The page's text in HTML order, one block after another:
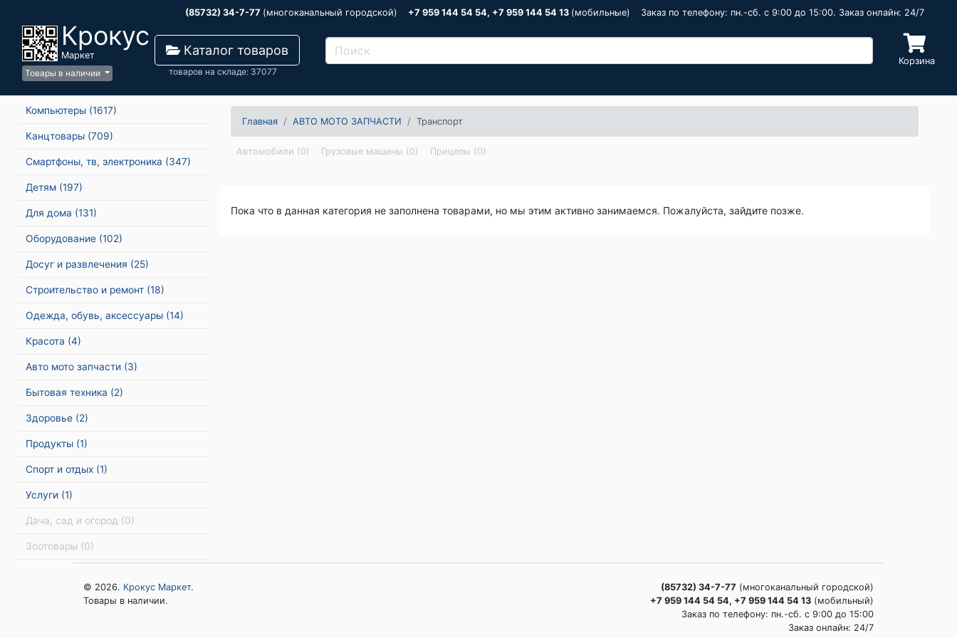
(85732) 34-7-77 (многоканальный городской) +7 959 144 54 54, +7 959 144 54 13 (мобильные) Заказ по телефону: пн.-сб. c 9:00 до 15:00. Заказ онлайн: 24/7
Крокус
Маркет
Товары в наличии
Каталог товаров
товаров на складе: 37077
Корзина
Компьютеры (1617)
Канцтовары (709)
Смартфоны, тв, электроника (347)
Детям (197)
Для дома (131)
Оборудование (102)
Досуг и развлечения (25)
Строительство и ремонт (18)
Одежда, обувь, аксессуары (14)
Красота (4)
Авто мото запчасти (3)
Бытовая техника (2)
Здоровье (2)
Продукты (1)
Спорт и отдых (1)
Услуги (1)
Дача, сад и огород (0)
Зоотовары (0)
Главная АВТО МОТО ЗАПЧАСТИ Транспорт
Автомобили (0) Грузовые машины (0) Прицепы (0)
Пока что в данная категория не заполнена товарами, но мы этим активно занимаемся. Пожалуйста, зайдите позже.
© 2026. Крокус Маркет.
Товары в наличии.
(85732) 34-7-77 (многоканальный городской)
+7 959 144 54 54, +7 959 144 54 13 (мобильный)
Заказ по телефону: пн.-сб. c 9:00 до 15:00
Заказ онлайн: 24/7